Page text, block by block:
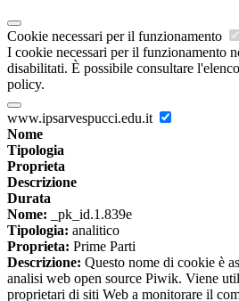
Cookie necessari per il funzionamento
I cookie necessari per il funzionamento
disabilitati. È possibile consultare
policy.
www.ipsarvespucci.edu.it
Nome
Tipologia
Proprieta
Descrizione
Durata
Nome: _pk_id.1.839e
Tipologia: analitico
Proprieta: Prime Parti
Descrizione: Questo nome di cookie è
analisi web open source Piwik. Viene
proprietari di siti Web a monitorare il